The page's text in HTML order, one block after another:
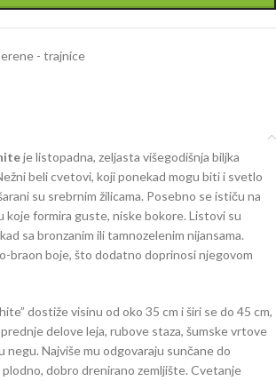
- trajnice
je listopadna, zeljasta višegodišnja biljka
beli cvetovi, koji ponekad mogu biti i svetlo
su srebrnim žilicama. Posebno se ističu na
koje formira guste, niske bokore. Listovi su
sa bronzanim ili tamnozelenim nijansama.
braon boje, što dodatno doprinosi njegovom
dostiže visinu od oko 35 cm i širi se do 45 cm,
delove leja, rubove staza, šumske vrtove
negu. Najviše mu odgovaraju sunčane do
dobro drenirano zemljište. Cvetanje